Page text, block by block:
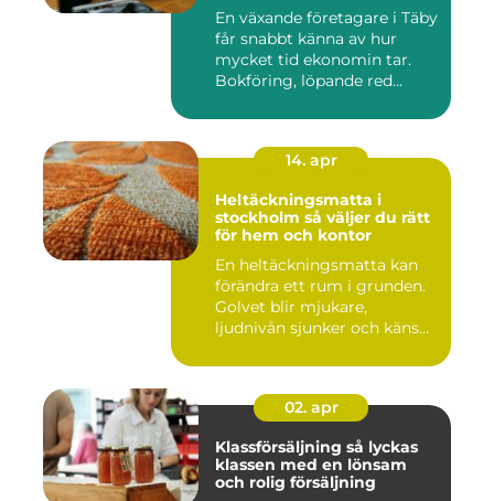
En växande företagare i Täby
får snabbt känna av hur
mycket tid ekonomin tar.
Bokföring, löpande red...
14. apr
Heltäckningsmatta i
stockholm så väljer du rätt
för hem och kontor
En heltäckningsmatta kan
förändra ett rum i grunden.
Golvet blir mjukare,
ljudnivån sjunker och käns...
02. apr
Klassförsäljning så lyckas
klassen med en lönsam
och rolig försäljning